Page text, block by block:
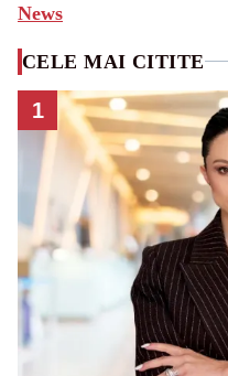
News
CELE MAI CITITE
1